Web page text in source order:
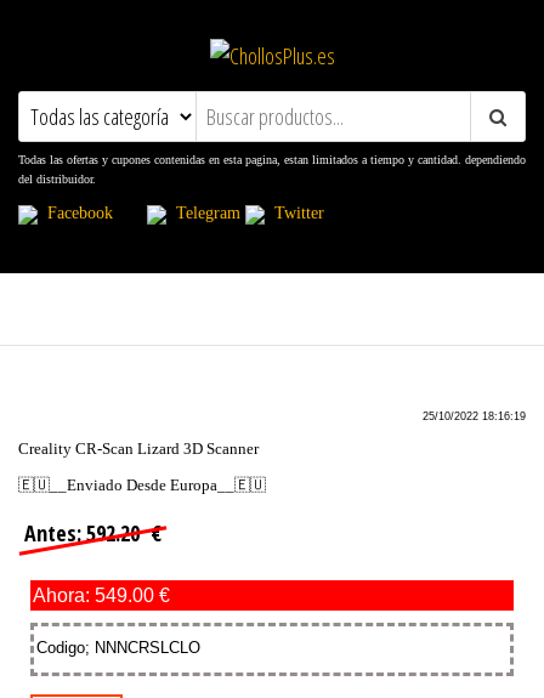
ChollosPlus.es
Ofertas, Promociones, Descuentos y
Todas las ofertas y cupones contenidas en esta pagina, estan limitados a tiempo y cantidad. dependiendo
del distribuidor.
Facebook Telegram Twitter
25/10/2022 18:16:19
Creality CR-Scan Lizard 3D Scanner
🇪🇺__Enviado Desde Europa__🇪🇺
Antes: 592.20 €
Ahora: 549.00 €
Codigo; NNNCRSLCLO